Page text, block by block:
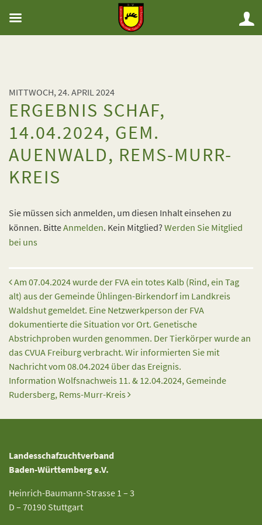
MITTWOCH, 24. APRIL 2024
ERGEBNIS SCHAF,
14.04.2024, GEM.
AUENWALD, REMS-MURR-
KREIS
Sie müssen sich anmelden, um diesen Inhalt einsehen zu
können. BitteAnmelden. Kein Mitglied? Werden Sie Mitglied
bei uns
Beitrags-Navigation
Am 07.04.2024 wurde der FVA ein totes Kalb (Rind, ein Tag
alt) aus der Gemeinde Ühlingen-Birkendorf im Landkreis
Waldshut gemeldet. Eine Netzwerkperson der FVA
dokumentierte die Situation vor Ort. Genetische
Abstrichproben wurden genommen. Der Tierkörper wurde an
das CVUA Freiburg verbracht. Wir informierten Sie mit
Nachricht vom 08.04.2024 über das Ereignis.
Information Wolfsnachweis 11. & 12.04.2024, Gemeinde
Rudersberg, Rems-Murr-Kreis
Landesschafzuchtverband
Baden-Württemberg e.V.
Heinrich-Baumann-Strasse 1 – 3
D – 70190 Stuttgart